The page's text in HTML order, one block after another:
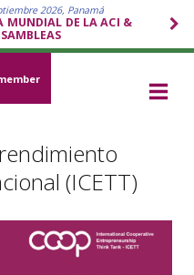
2026, Panamá
MUNDIAL DE LA ACI &
(ICETT)